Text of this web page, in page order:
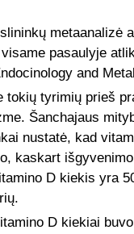
metaanalizė
pasaulyje
and
tokių tyrimių prieš
Šanchajaus
nustatė, kad
kaskart
D kiekis yra
D kiekiai